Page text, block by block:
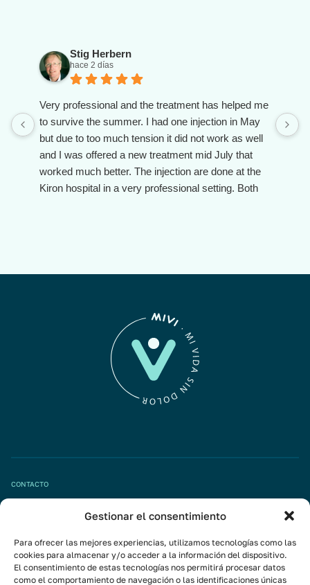
Gestionar el consentimiento
Para ofrecer las mejores experiencias, utilizamos tecnologías como las
cookies para almacenar y/o acceder a la información del dispositivo.
El consentimiento de estas tecnologías nos permitirá procesar datos
como el comportamiento de navegación o las identificaciones únicas
Stig Herbern
hace 2 días
Very professional and the treatment has helped me
to survive the summer. I had one injection in May
but due to too much tension it did not work as well
and I was offered a new treatment mid July that
worked much better. The injection are done at the
Kiron hospital in a very professional setting. Both
CONTACTO
Pide tu cita
info@mivisalud.com